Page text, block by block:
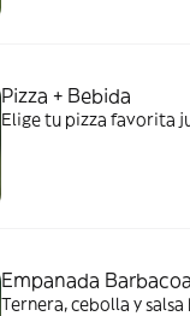
Pizza + Bebida
Elige tu pizza favorita
Empanada Barbacoa
Ternera, cebolla y